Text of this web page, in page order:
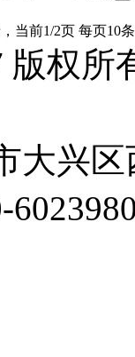
当前1/2页 每页10
版权所
大兴